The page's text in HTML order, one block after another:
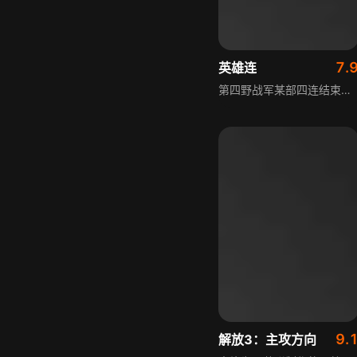
英雄连
第四野战军某部四连结束解放战争后，驻扎在郑州整训，训练口号是“练好兵、打台湾”，训练科目为渡海登陆作战。然而朝鲜半岛的战火改变了一切，四连所在师团接到上级紧急命令，连夜登车加入出国作战的行列。四连在作战中灵活运用有利条件，利用美军内部的种族主义情绪，包围并迫使美军一个黑人连队成建制投降，创造了经典战例。支援东线作战时，四连战士冒着零下三四十度的严寒在冰面上冲锋，遭受严重非战斗减员和惨痛牺牲，四连经历了抗美援朝战争的全过程，遭遇最强悍敌人、最寒冷天气，承受惨痛牺牲，收获辉煌功绩。
解放3：主攻方向